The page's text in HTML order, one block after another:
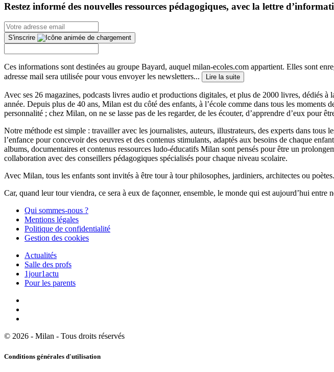
Restez informé des nouvelles ressources pédagogiques, avec la lettre
S'inscrire
Ces informations sont destinées au groupe Bayard, auquel milan-ecoles.com appartient. Elles sont
adresse mail sera utilisée pour vous envoyer les newsletters...
Lire la suite
Avec ses 26 magazines, podcasts livres audio et productions digitales, et plus de 2000 livres, dédiés
année. Depuis plus de 40 ans, Milan est du côté des enfants, à l’école comme dans tous les
personnalité ; chez Milan, on ne se lasse pas de les regarder, de les écouter, d’apprendre d’eux pour
Notre méthode est simple : travailler avec les journalistes, auteurs, illustrateurs, des experts dans
l’enfance pour concevoir des oeuvres et des contenus stimulants, adaptés aux besoins de chaque
albums, documentaires et contenus ressources ludo-éducatifs Milan sont pensés pour être un
collaboration avec des conseillers pédagogiques spécialisés pour chaque niveau scolaire.
Avec Milan, tous les enfants sont invités à être tour à tour philosophes, jardiniers, architectes ou
Car, quand leur tour viendra, ce sera à eux de façonner, ensemble, le monde qui est aujourd’hui entre
Qui sommes-nous ?
Mentions légales
Politique de confidentialité
Gestion des cookies
Actualités
Salle des profs
1jour1actu
Pour les parents
© 2026 - Milan - Tous droits réservés
Conditions générales d'utilisation